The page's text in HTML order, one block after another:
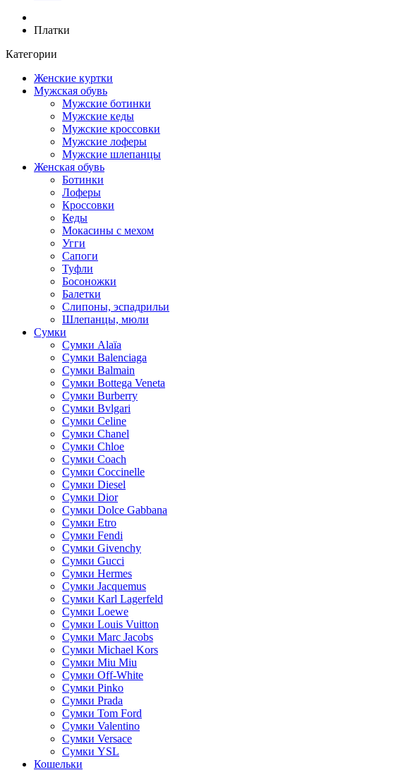
Платки
Категории
Женские куртки
Мужская обувь
Мужские ботинки
Мужские кеды
Мужские кроссовки
Мужские лоферы
Мужские шлепанцы
Женская обувь
Ботинки
Лоферы
Кроссовки
Кеды
Мокасины с мехом
Угги
Сапоги
Туфли
Босоножки
Балетки
Слипоны, эспадрильи
Шлепанцы, мюли
Сумки
Cумки Alaïa
Сумки Balenciaga
Сумки Balmain
Сумки Bottega Veneta
Сумки Burberry
Сумки Bvlgari
Сумки Celine
Сумки Chanel
Сумки Chloe
Сумки Coach
Сумки Coccinelle
Сумки Diesel
Сумки Dior
Сумки Dolce Gabbana
Сумки Etro
Сумки Fendi
Сумки Givenchy
Сумки Gucci
Сумки Hermes
Сумки Jacquemus
Сумки Karl Lagerfeld
Сумки Loewe
Сумки Louis Vuitton
Сумки Marc Jacobs
Сумки Michael Kors
Сумки Miu Miu
Сумки Off-White
Сумки Pinko
Сумки Prada
Сумки Tom Ford
Cумки Valentino
Сумки Versace
Сумки YSL
Кошельки